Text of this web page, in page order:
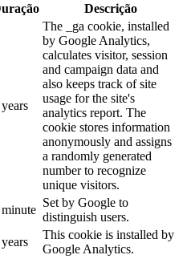
Descrição
The _ga cookie, installed
by Google Analytics,
calculates visitor, session
and campaign data and
also keeps track of site
usage for the site's
analytics report. The
cookie stores information
anonymously and assigns
a randomly generated
number to recognize
unique visitors.
minute
Set by Google to
distinguish users.
This cookie is installed by
Google Analytics.